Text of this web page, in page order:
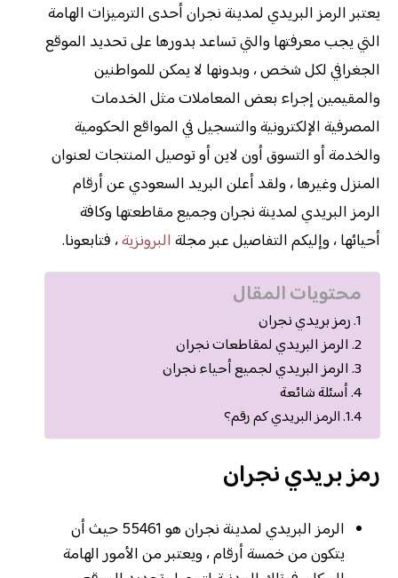
يعتبر الرمز البريدي لمدينة نجران أحدى الترميزات الهامة
التي يجب معرفتها والتي تساعد بدورها على تحديد الموقع
الجغرافي لكل شخص ، وبدونها لا يمكن للمواطنين
والمقيمين إجراء بعض المعاملات مثل الخدمات
المصرفية الإلكترونية والتسجيل في المواقع الحكومية
والخدمة أو التسوق أون لاين أو توصيل المنتجات لعنوان
المنزل وغيرها ، ولقد أعلن البريد السعودي عن أرقام
الرمز البريدي لمدينة نجران وجميع مقاطعتها وكافة
أحيائها ، وإليكم التفاصيل عبر مجلة البرونزية، فتابعونا.
محتويات المقال
رمز بريدي نجران
الرمز البريدي لمقاطعات نجران
الرمز البريدي لجميع أحياء نجران
أسئلة شائعة
الرمز البريدي كم رقم؟
رمز بريدي نجران
الرمز البريدي لمدينة نجران هو 55461 حيث أن
يتكون من خمسة أرقام ، ويعتبر من الأمور الهامة